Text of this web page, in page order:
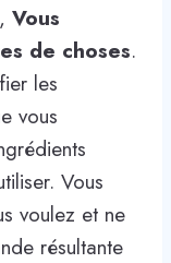
Vous
de choses.
les
vous
Vous
voulez et ne
résultante